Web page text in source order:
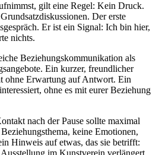
gilt eine Regel: Kein Druck.
Der erste
Er ist ein Signal: Ich bin hier,
nichts.
Beziehungskommunikation als
Ein kurzer, freundlicher
ohne Erwartung auf Antwort. Ein
ohne es mit eurer Beziehung
nach der Pause sollte maximal
keine Emotionen,
Hinweis auf etwas, das sie betrifft:
Ausstellung im Kunstverein verlängert